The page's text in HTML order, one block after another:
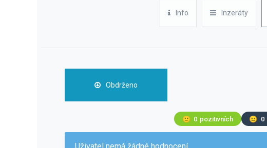
Info Inzeráty
Obdrženo
🙂 0 pozitivních 😐 0